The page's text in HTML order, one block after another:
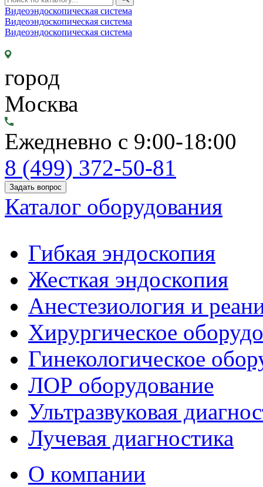
Видеоэндоскопическая система
Видеоэндоскопическая система
Видеоэндоскопическая система
город
Москва
Ежедневно с 9:00-18:00
8 (499) 372-50-81
Задать вопрос
Каталог оборудования
Гибкая эндоскопия
Жесткая эндоскопия
Анестезиология и
Хирургическое
Гинекологическое
ЛОР оборудование
Ультразвуковая
Лучевая диагностика
О компании